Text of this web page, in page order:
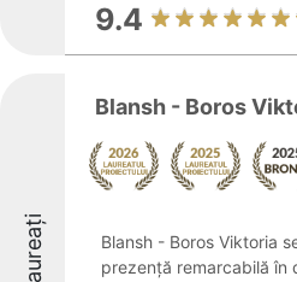
9.4
Laureați
Blansh - Boros
Blansh - Boros Viktoria
prezență remarcabilă în